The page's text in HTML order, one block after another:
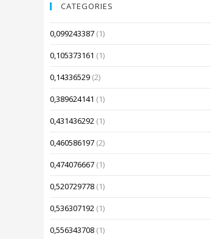
CATEGORIES
0,099243387 (1)
0,105373161 (1)
0,14336529 (2)
0,389624141 (1)
0,431436292 (1)
0,460586197 (2)
0,474076667 (1)
0,520729778 (1)
0,536307192 (1)
0,556343708 (1)